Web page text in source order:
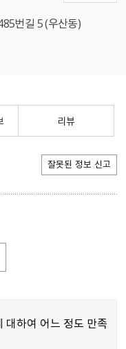
번길 5 (우산동)
리뷰
잘못된 정보 신고
대하여 어느 정도 만족